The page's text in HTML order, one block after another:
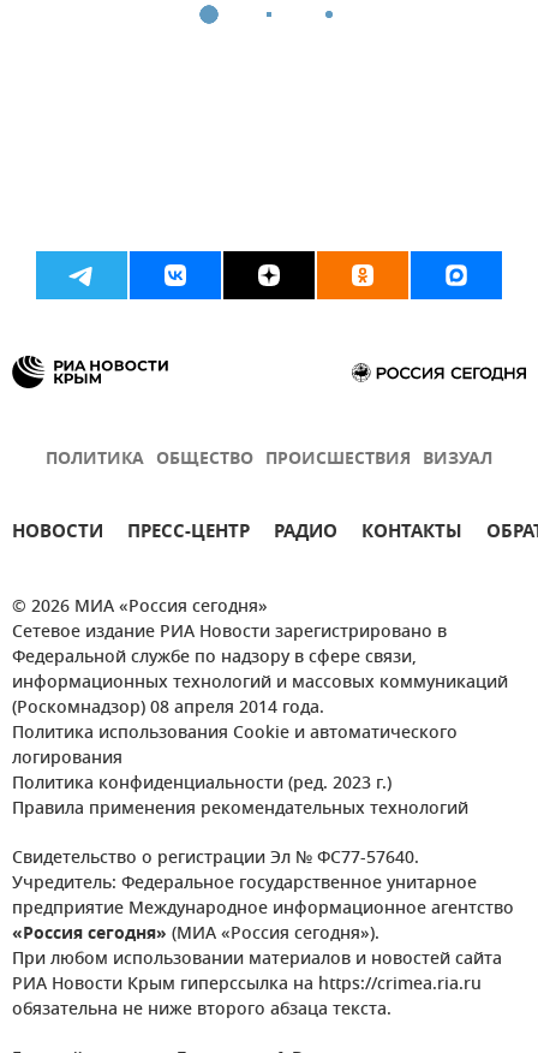
ПОЛИТИКА ОБЩЕСТВО ПРОИСШЕСТВИЯ ВИЗУАЛ
НОВОСТИ ПРЕСС-ЦЕНТР РАДИО КОНТАКТЫ
© 2026 МИА «Россия сегодня»
Сетевое издание РИА Новости зарегистрировано в
Федеральной службе по надзору в сфере связи,
информационных технологий и массовых коммуникаций
(Роскомнадзор) 08 апреля 2014 года.
Политика использования Cookie и автоматического
логирования
Политика конфиденциальности (ред. 2023 г.)
Правила применения рекомендательных технологий
Свидетельство о регистрации Эл № ФС77-57640.
Учредитель: Федеральное государственное унитарное
предприятие Международное информационное агентство
«Россия сегодня» (МИА «Россия сегодня»).
При любом использовании материалов и новостей сайта
РИА Новости Крым гиперссылка на https://crimea.ria.ru
обязательна не ниже второго абзаца текста.